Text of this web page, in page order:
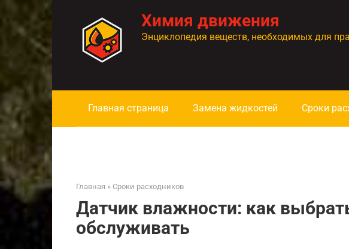
контенту
Химия движения
Энциклопедия веществ, необходимых для
Главная страница Замена жидкостей Сроки
Главная » Сроки расходников
Датчик влажности: как
обслуживать